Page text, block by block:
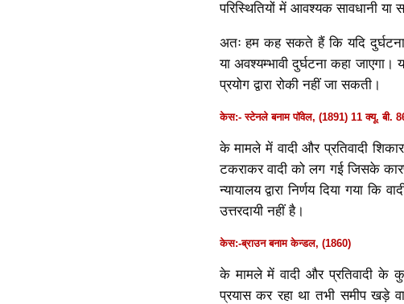
परिस्थितियों में आवश्यक सावधानी
अतः हम कह सकते हैं कि यदि दुर्घटना
या अवश्यम्भावी दुर्घटना कहा जाएगा।
प्रयोग द्वारा रोकी नहीं जा सकती।
केस:- स्टेनले बनाम पॉवेल, (1891) 11 क्यू. बी.
के मामले में वादी और प्रतिवादी
टकराकर वादी को लग गई जिसके कारण
न्यायालय द्वारा निर्णय दिया गया कि
उत्तरदायी नहीं है।
केस:-ब्राउन बनाम केन्डल, (1860)
के मामले में वादी और प्रतिवादी
प्रयास कर रहा था तभी समीप खड़े